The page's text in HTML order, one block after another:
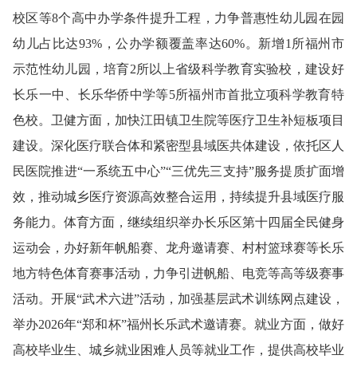
校区等8个高中办学条件提升工程，力争普惠性幼儿园在园
幼儿占比达93%，公办学额覆盖率达60%。新增1所福州市
示范性幼儿园，培育2所以上省级科学教育实验校，建设好
长乐一中、长乐华侨中学等5所福州市首批立项科学教育特
色校。 卫健方面， 加快江田镇卫生院等医疗卫生补短板项目
建设。深化医疗联合体和紧密型县域医共体建设，依托区人
民医院推进“一系统五中心”“三优先三支持”服务提质扩面增
效，推动城乡医疗资源高效整合运用，持续提升县域医疗服
务能力。 体育方面， 继续组织举办长乐区第十四届全民健身
运动会，办好新年帆船赛、龙舟邀请赛、村村篮球赛等长乐
地方特色体育赛事活动，力争引进帆船、电竞等高等级赛事
活动。开展“武术六进”活动，加强基层武术训练网点建设，
举办2026年“郑和杯”福州长乐武术邀请赛。 就业方面， 做好
高校毕业生、城乡就业困难人员等就业工作，提供高校毕业